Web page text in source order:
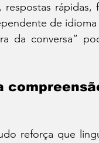
de
da conversa”
reforça que